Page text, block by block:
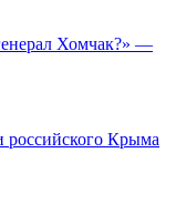
Хомчак?» —
российского Крыма